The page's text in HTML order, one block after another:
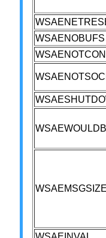
WSAENOBUFS
WSAEMSGSIZE